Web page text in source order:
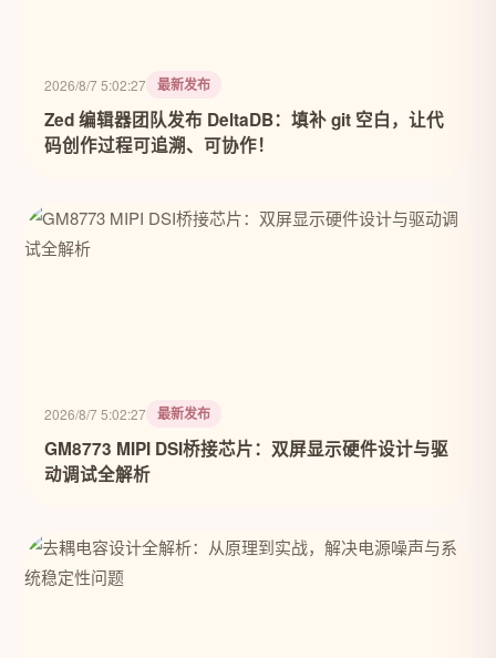
2026/8/7 5:02:27 最新发布
Zed 编辑器团队发布 DeltaDB：填补 git 空白，让代
码创作过程可追溯、可协作！
2026/8/7 5:02:27 最新发布
GM8773 MIPI DSI桥接芯片：双屏显示硬件设计与驱
动调试全解析